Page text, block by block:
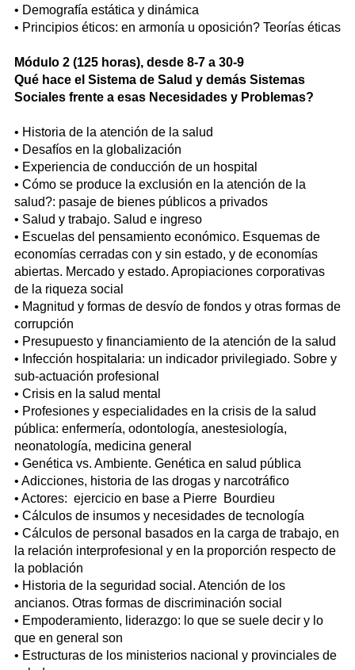
• Demografía estática y dinámica
• Principios éticos: en armonía u oposición? Teorías éticas
Módulo 2 (125 horas), desde 8-7 a 30-9
Qué hace el Sistema de Salud y demás Sistemas
Sociales frente a esas Necesidades y Problemas?
• Historia de la atención de la salud
• Desafíos en la globalización
• Experiencia de conducción de un hospital
• Cómo se produce la exclusión en la atención de la
salud?: pasaje de bienes públicos a privados
• Salud y trabajo. Salud e ingreso
• Escuelas del pensamiento económico. Esquemas de
economías cerradas con y sin estado, y de economías
abiertas. Mercado y estado. Apropiaciones corporativas
de la riqueza social
• Magnitud y formas de desvío de fondos y otras formas de
corrupción
• Presupuesto y financiamiento de la atención de la salud
• Infección hospitalaria: un indicador privilegiado. Sobre y
sub-actuación profesional
• Crisis en la salud mental
• Profesiones y especialidades en la crisis de la salud
pública: enfermería, odontología, anestesiología,
neonatología, medicina general
• Genética vs. Ambiente. Genética en salud pública
• Adicciones, historia de las drogas y narcotráfico
• Actores: ejercicio en base a Pierre Bourdieu
• Cálculos de insumos y necesidades de tecnología
• Cálculos de personal basados en la carga de trabajo, en
la relación interprofesional y en la proporción respecto de
la población
• Historia de la seguridad social. Atención de los
ancianos. Otras formas de discriminación social
• Empoderamiento, liderazgo: lo que se suele decir y lo
que en general son
• Estructuras de los ministerios nacional y provinciales de